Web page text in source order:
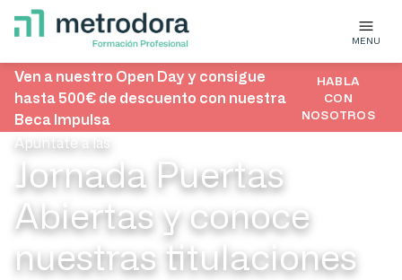
MENU
Ven a nuestro Open Day y consigue
hasta 500€ de descuento con nuestra
Beca Impulsa
HABLA
CON
NOSOTROS
Apúntate a las
Jornada Puertas
Abiertas y conoce
nuestras titulaciones